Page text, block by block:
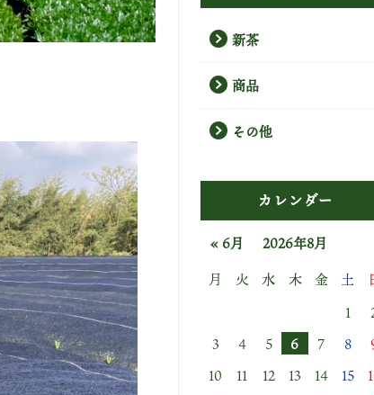
新茶
商品
その他
カレンダー
2026年8月
月
火 水 木 金 土
1
3
4 5 6 7 8
10
11 12 13 14 15
« 6月